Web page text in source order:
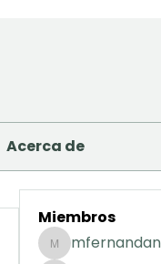
Acerca de
Miembros
mfernandaneira21